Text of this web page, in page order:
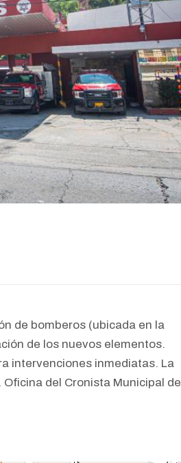
de bomberos (ubicada en la
de los nuevos elementos.
intervenciones inmediatas. La
del Cronista Municipal de